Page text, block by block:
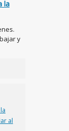
la
y
al